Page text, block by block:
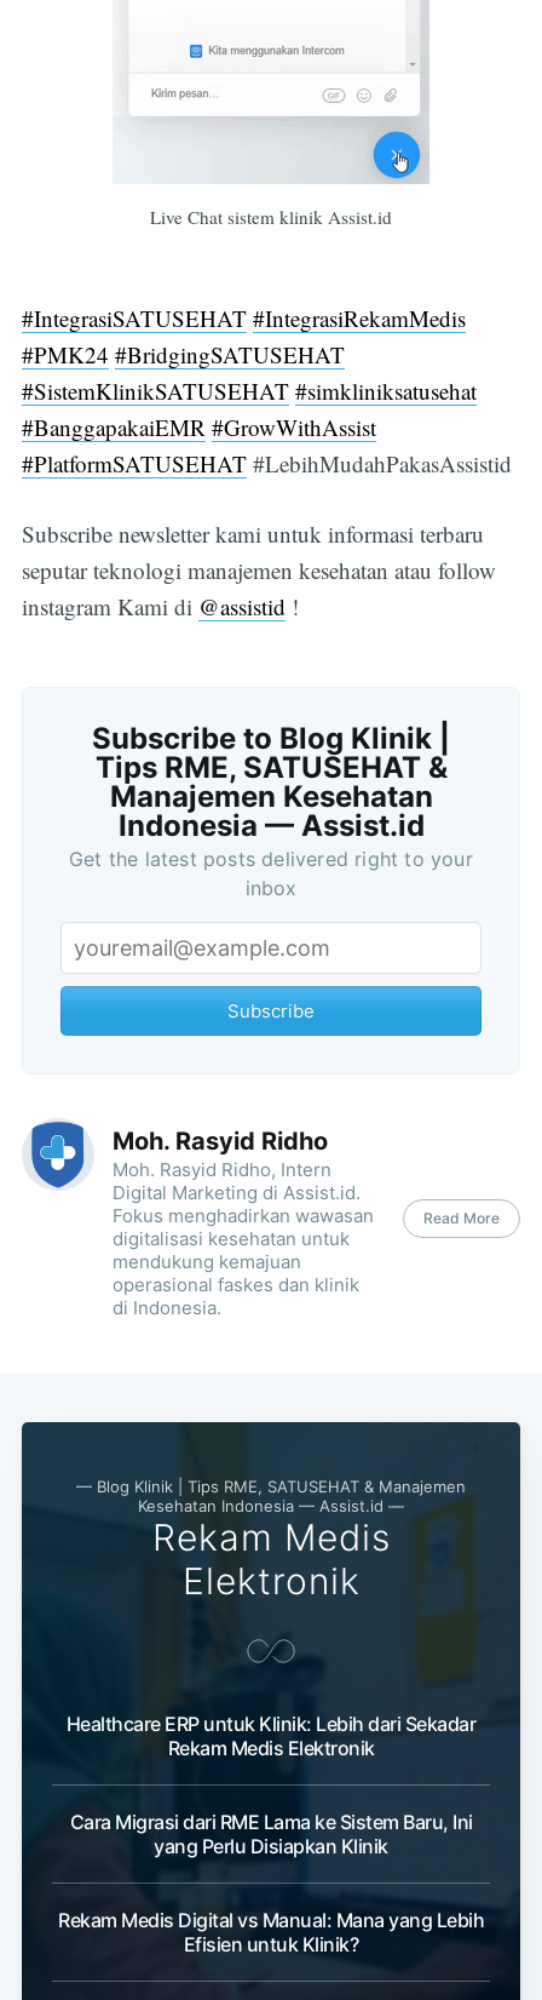
Live Chat sistem klinik Assist.id
#IntegrasiSATUSEHAT #IntegrasiRekamMedis
#PMK24 #BridgingSATUSEHAT
#SistemKlinikSATUSEHAT #simkliniksatusehat
#BanggapakaiEMR #GrowWithAssist
#PlatformSATUSEHAT#LebihMudahPakasAssistid
Subscribe newsletter kami untuk informasi terbaru
seputar teknologi manajemen kesehatan atau follow
instagram Kami di @assistid !
Subscribe to Blog Klinik |
Tips RME, SATUSEHAT &
Manajemen Kesehatan
Indonesia — Assist.id
Get the latest posts delivered right to your
inbox
Subscribe
Moh. Rasyid Ridho
Moh. Rasyid Ridho, Intern
Digital Marketing di Assist.id.
Fokus menghadirkan wawasan
digitalisasi kesehatan untuk
mendukung kemajuan
operasional faskes dan klinik
di Indonesia.
Read More
— Blog Klinik | Tips RME, SATUSEHAT & Manajemen
Kesehatan Indonesia — Assist.id —
Rekam Medis
Elektronik
Healthcare ERP untuk Klinik: Lebih dari Sekadar
Rekam Medis Elektronik
Cara Migrasi dari RME Lama ke Sistem Baru, Ini
yang Perlu Disiapkan Klinik
Rekam Medis Digital vs Manual: Mana yang Lebih
Efisien untuk Klinik?